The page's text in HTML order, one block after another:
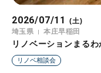
2026/07/11
(土)
埼玉県
本庄早稲田
リノベーションまる
リノベ相談会